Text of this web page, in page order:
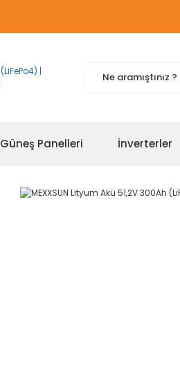
Güneş Panelleri İnverterler